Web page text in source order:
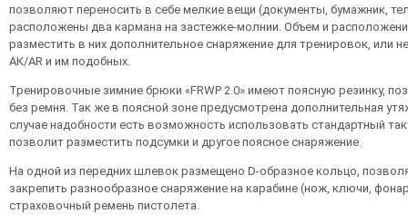
позволяют переносить в себе мелкие вещи (документы, бумажник,
расположены два кармана на застежке-молнии. Объем и
разместить в них дополнительное снаряжение для тренировок, или
АК/AR и им подобных.
Тренировочные зимние брюки «FRWP 2.0» имеют поясную резинку,
без ремня. Так же в поясной зоне предусмотрена дополнительная
случае надобности есть возможность использовать стандартный
позволит разместить подсумки и другое поясное снаряжение.
На одной из передних шлевок размещено D-образное кольцо,
закрепить разнообразное снаряжение на карабине (нож, ключи,
страховочный ремень пистолета.